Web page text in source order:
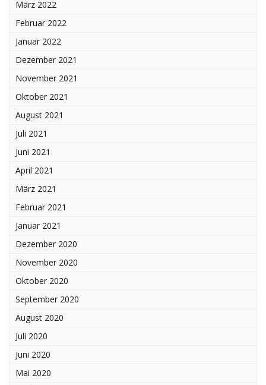
März 2022
Februar 2022
Januar 2022
Dezember 2021
November 2021
Oktober 2021
August 2021
Juli 2021
Juni 2021
April 2021
März 2021
Februar 2021
Januar 2021
Dezember 2020
November 2020
Oktober 2020
September 2020
August 2020
Juli 2020
Juni 2020
Mai 2020